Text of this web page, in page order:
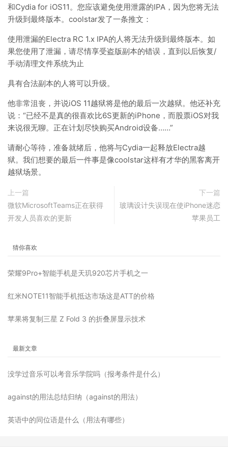
和Cydia for iOS11。您应该避免使用泄露的IPA，因为您将无法
升级到最终版本。coolstar发了一条推文：
使用泄漏的Electra RC 1.x IPA的人将无法升级到最终版本。如
果您使用了泄漏，请尽情享受盗版副本的错误，直到以后恢复/
手动清理文件系统为止
具有合法副本的人将可以升级。
他非常沮丧，并说iOS 11越狱将是他的最后一次越狱。他还补充
说：“已经不是真的很喜欢比6S更新的iPhone，而股票iOS对我
来说很无聊。正在计划尽快购买Android设备……”
请耐心等待，准备就绪后，他将与Cydia一起释放Electra越
狱。我们想要的最后一件事是像coolstar这样有才华的黑客离开
越狱场景。
上一篇
微软MicrosoftTeams正在获得
开发人员喜欢的更新
下一篇
玻璃设计失误现在使iPhone迷恋
苹果员工
猜你喜欢
荣耀9Pro+智能手机是天玑920芯片手机之一
红米NOTE11智能手机抵达市场这是ATT的价格
苹果将​​复制三星 Z Fold 3 的折叠屏显示技术
最新文章
没学过音乐可以考音乐学院吗（报考条件是什么）
against的用法总结归纳（against的用法）
英语中的同位语是什么（用法有哪些）